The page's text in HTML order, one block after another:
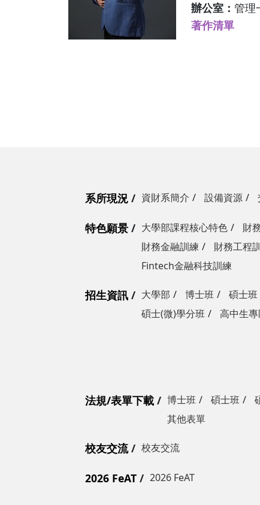
辦公室： 管理
著作清單
系所現況 資財系簡介 設備資源
特色願景 大學部課程核心特色
財
財務金融訓練
財務工程
Fintech金融科技訓練
招生資訊 大學部 博士班 碩士班
碩士(微)學分班
高中生專
法規/表單下載 博士班 碩士班
其他表單
校友交流 校友交流
2026 FeAT 2026 FeAT